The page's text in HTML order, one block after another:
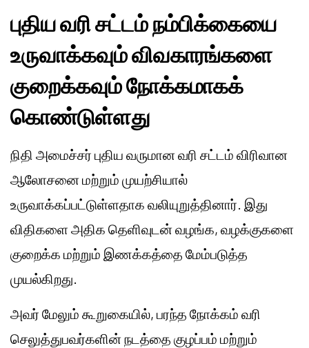
புதிய வரி சட்டம் நம்பிக்கையை
உருவாக்கவும் விவகாரங்களை
குறைக்கவும் நோக்கமாகக்
கொண்டுள்ளது
நிதி அமைச்சர் புதிய வருமான வரி சட்டம் விரிவான
ஆலோசனை மற்றும் முயற்சியால்
உருவாக்கப்பட்டுள்ளதாக வலியுறுத்தினார். இது
விதிகளை அதிக தெளிவுடன் வழங்க, வழக்குகளை
குறைக்க மற்றும் இணக்கத்தை மேம்படுத்த
முயல்கிறது.
அவர் மேலும் கூறுகையில், பரந்த நோக்கம் வரி
செலுத்துபவர்களின் நடத்தை குழப்பம் மற்றும்